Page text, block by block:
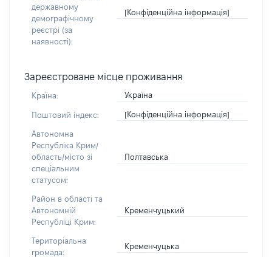
державному
демографічному
реєстрі (за
наявності):
[Конфіденційна інформація]
Зареєстроване місце проживання
Країна: Україна
Поштовий індекс: [Конфіденційна інформація]
Автономна
Республіка Крим/
область/місто зі
спеціальним
статусом:
Полтавська
Район в області та
Автономній
Республіці Крим:
Кременчуцький
Територіальна
громада:
Кременчуцька